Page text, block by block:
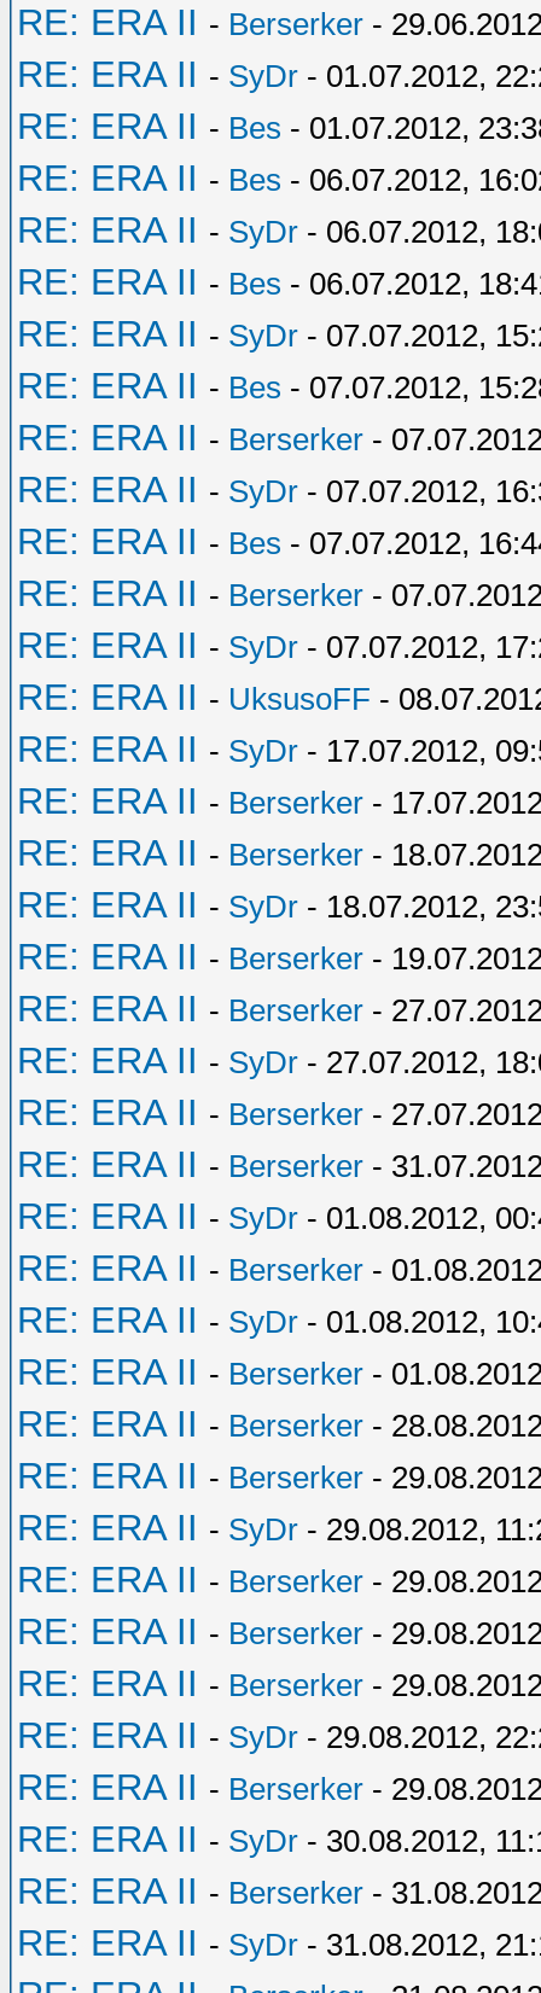
RE: ERA II - Berserker -
RE: ERA II - SyDr - 01.07.2012,
RE: ERA II - Bes - 01.07.2012,
RE: ERA II - Bes - 06.07.2012,
RE: ERA II - SyDr - 06.07.2012,
RE: ERA II - Bes - 06.07.2012,
RE: ERA II - SyDr - 07.07.2012,
RE: ERA II - Bes - 07.07.2012,
RE: ERA II - Berserker -
RE: ERA II - SyDr - 07.07.2012,
RE: ERA II - Bes - 07.07.2012,
RE: ERA II - Berserker -
RE: ERA II - SyDr - 07.07.2012,
RE: ERA II - UksusoFF -
RE: ERA II - SyDr - 17.07.2012,
RE: ERA II - Berserker -
RE: ERA II - Berserker -
RE: ERA II - SyDr - 18.07.2012,
RE: ERA II - Berserker -
RE: ERA II - Berserker -
RE: ERA II - SyDr - 27.07.2012,
RE: ERA II - Berserker -
RE: ERA II - Berserker -
RE: ERA II - SyDr - 01.08.2012,
RE: ERA II - Berserker -
RE: ERA II - SyDr - 01.08.2012,
RE: ERA II - Berserker -
RE: ERA II - Berserker -
RE: ERA II - Berserker -
RE: ERA II - SyDr - 29.08.2012,
RE: ERA II - Berserker -
RE: ERA II - Berserker -
RE: ERA II - Berserker -
RE: ERA II - SyDr - 29.08.2012,
RE: ERA II - Berserker -
RE: ERA II - SyDr - 30.08.2012,
RE: ERA II - Berserker -
RE: ERA II - SyDr - 31.08.2012,